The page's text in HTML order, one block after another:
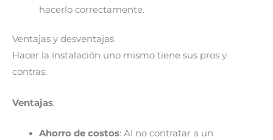
hacerlo correctamente.
Ventajas y desventajas
Hacer la instalación uno mismo tiene sus pros y
contras:
Ventajas:
Ahorro de costos: Al no contratar a un